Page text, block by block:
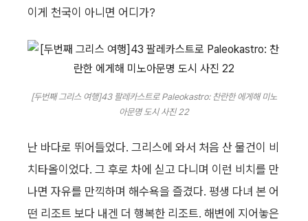
이게 천국이 아니면 어디가?
[두번째 그리스 여행]43 팔레카스트로 Paleokastro: 찬란한 에게해 미노
아문명 도시 사진 22
난 바다로 뛰어들었다. 그리스에 와서 처음 산 물건이 비
치타올이었다. 그 후로 차에 싣고 다니며 이런 비치를 만
나면 자유를 만끽하며 해수욕을 즐겼다. 평생 다녀 본 어
떤 리조트 보다 내겐 더 행복한 리조트. 해변에 지어놓은